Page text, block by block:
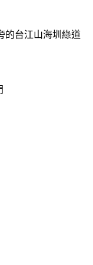
的台江山海圳綠道